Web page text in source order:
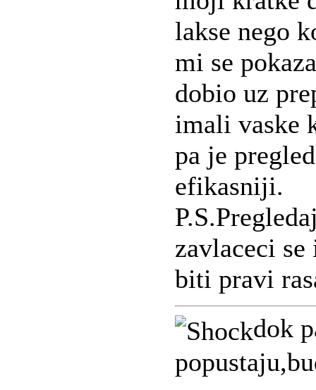
lakse nego
mi se
dobio uz
imali vaske
pa je
efikasniji.
zavlaceci
biti pravi
dok